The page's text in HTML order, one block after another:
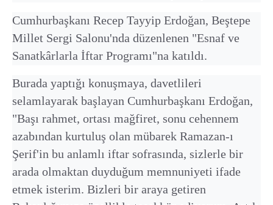
Cumhurbaşkanı Recep Tayyip Erdoğan, Beştepe
Millet Sergi Salonu'nda düzenlenen "Esnaf ve
Sanatkârlarla İftar Programı"na katıldı.
Burada yaptığı konuşmaya, davetlileri
selamlayarak başlayan Cumhurbaşkanı Erdoğan,
"Başı rahmet, ortası mağfiret, sonu cehennem
azabından kurtuluş olan mübarek Ramazan-ı
Şerif'in bu anlamlı iftar sofrasında, sizlerle bir
arada olmaktan duyduğum memnuniyeti ifade
etmek isterim. Bizleri bir araya getiren